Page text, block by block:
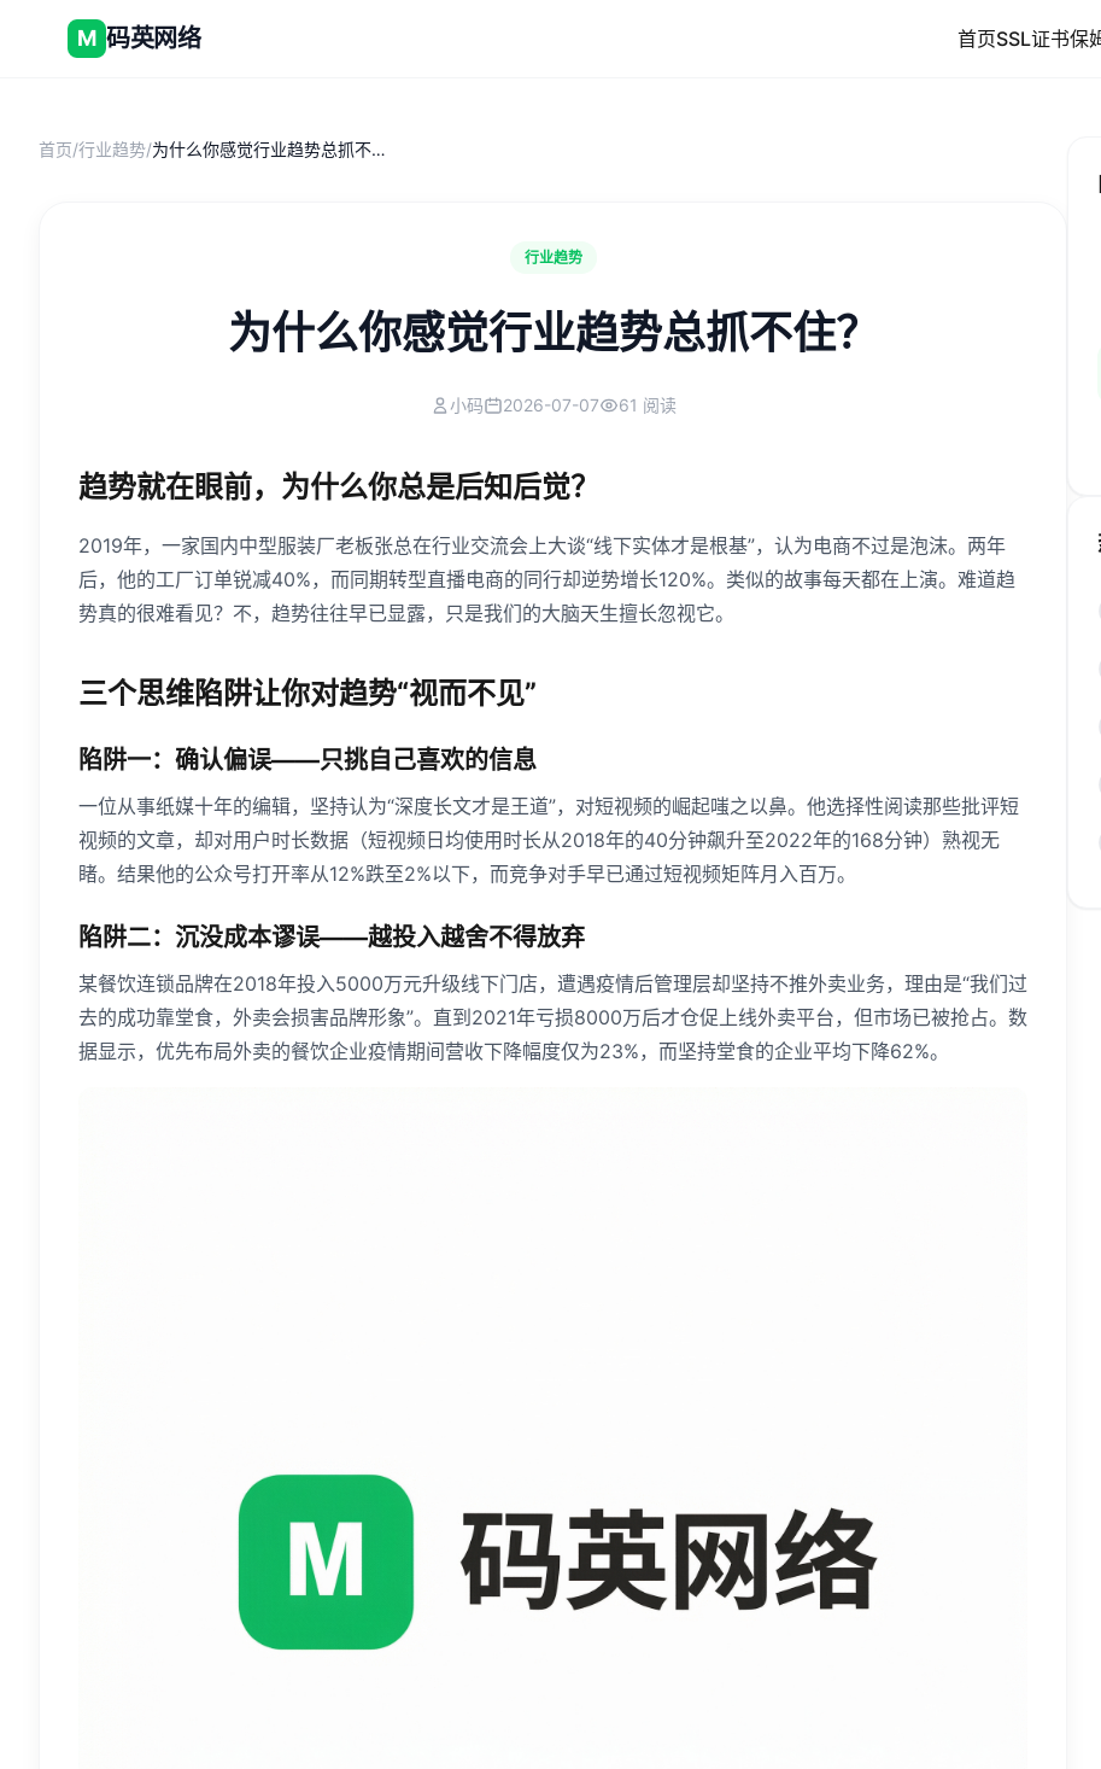
M 码英网络 首页SSL证书保
首页/行业趋势/ 为什么你感觉行业趋势总抓不住？
行业趋势
为什么你感觉行业趋势总抓不住？
小码 2026-07-07 61 阅读
趋势就在眼前，为什么你总是后知后觉？
2019年，一家国内中型服装厂老板张总在行业交流会上大谈“线下实体才是根基”，认为电商不过是泡沫。两年
后，他的工厂订单锐减40%，而同期转型直播电商的同行却逆势增长120%。类似的故事每天都在上演。难道趋
势真的很难看见？不，趋势往往早已显露，只是我们的大脑天生擅长忽视它。
三个思维陷阱让你对趋势“视而不见”
陷阱一：确认偏误——只挑自己喜欢的信息
一位从事纸媒十年的编辑，坚持认为“深度长文才是王道”，对短视频的崛起嗤之以鼻。他选择性阅读那些批评短
视频的文章，却对用户时长数据（短视频日均使用时长从2018年的40分钟飙升至2022年的168分钟）熟视无
睹。结果他的公众号打开率从12%跌至2%以下，而竞争对手早已通过短视频矩阵月入百万。
陷阱二：沉没成本谬误——越投入越舍不得放弃
某餐饮连锁品牌在2018年投入5000万元升级线下门店，遭遇疫情后管理层却坚持不推外卖业务，理由是“我们过
去的成功靠堂食，外卖会损害品牌形象”。直到2021年亏损8000万后才仓促上线外卖平台，但市场已被抢占。数
据显示，优先布局外卖的餐饮企业疫情期间营收下降幅度仅为23%，而坚持堂食的企业平均下降62%。